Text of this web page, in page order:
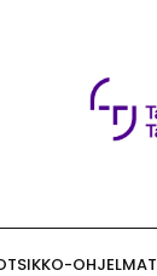
OHJELMAT